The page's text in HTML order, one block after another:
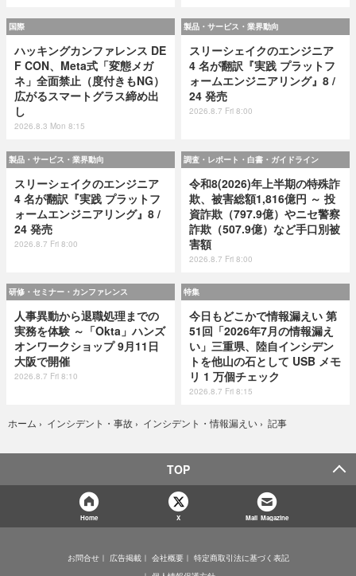
国際
ハッキングカンファレンス DE
F CON、Meta式「変態メガ
ネ」全面禁止（度付きもNG）
広がるスマートグラス締め出
し
2026.8.3 Mon 8:15
製品・サービス・業界動向
スリーシェイクのエンジニア
4 名が翻訳『実践 プラットフ
ォームエンジニアリング』8 /
24 発売
2026.8.7 Fri 8:00
製品・サービス・業界動向
スリーシェイクのエンジニア
4 名が翻訳『実践 プラットフ
ォームエンジニアリング』8 /
24 発売
2026.8.7 Fri 8:00
調査・レポート・白書・ガイドライン
令和8(2026)年上半期の特殊詐
欺、被害総額1,816億円 ～ 投
資詐欺（797.9億）やニセ警察
詐欺（507.9億）など手口別被
害額
2026.8.7 Fri 8:00
研修・セミナー・カンファレンス
人事異動から退職処理までの
実務を体験 ～「Okta」ハンズ
オンワークショップ 9月11日
大阪で開催
2026.8.7 Fri 8:10
特集
今日もどこかで情報漏えい 第
51回「2026年7月の情報漏え
い」三重県、陸自インシデン
トを他山の石として USB メモ
リ 1 万個チェック
2026.8.7 Fri 8:15
ホーム › インシデント・事故 › インシデント・情報漏えい › 記事
TOP
Home X Mail Magazine
お問合せ 広告掲載 会社概要
特定商取引法に基づく表記